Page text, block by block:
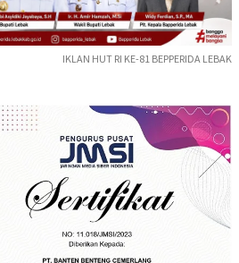
IKLAN HUT RI KE-81 BEPPERIDA LEBAK